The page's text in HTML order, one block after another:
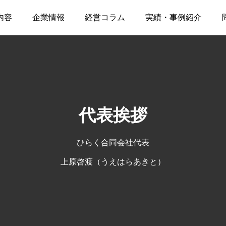
容 企業情報 経営コラム 実績・事例紹介
代表挨拶
ひらく合同会社代表
上原啓渡（うえはらあきと）